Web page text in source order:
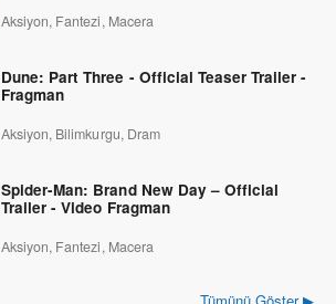
Aksiyon, Fantezi, Macera
Dune: Part Three - Official Teaser Trailer -
Fragman
Aksiyon, Bilimkurgu, Dram
Spider-Man: Brand New Day – Official
Trailer - Video Fragman
Aksiyon, Fantezi, Macera